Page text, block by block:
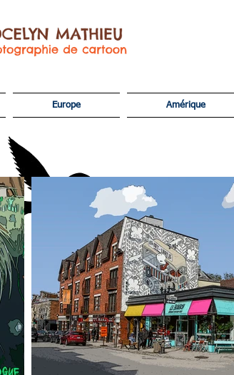
Europe Amérique